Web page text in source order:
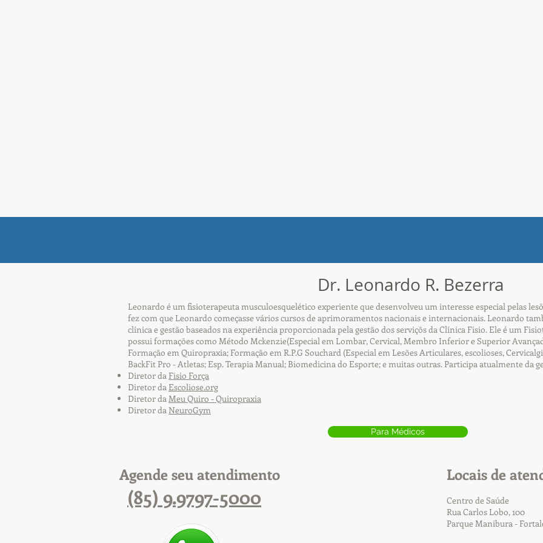
Dr. Leonardo R. Bezerra
Leonardo é um fisioterapeuta musculoesquelético experiente que desenvolveu um interesse especial pelas
fez com que Leonardo começasse vários cursos de aprimoramentos nacionais e internacionais. Leonardo
clínica e gestão baseados na experiência proporcionada pela gestão dos serviçõs da Clínica Fisio. Ele é um
possui formações como Método Mckenzie(Especial em Lombar, Cervical, Membro Inferior e Superior
Formação em Quiropraxia; Formação em R.P.G Souchard (Especial em Lesões Articulares, escolioses,
BackFit Pro - Atletas; Esp. Terapia Manual; Biomedicina do Esporte; e muitas outras. Participa atualmente da
Diretor daFisio Força
Diretor daEscoliose.org
Diretor daMeu Quiro - Quiropraxia
Diretor daNeuroGym
Para Médicos
Agende seu atendimento
(85) 9.9797-5000
Locais de
Centro de Saúde
Rua Carlos Lobo, 100
Parque Manibura -